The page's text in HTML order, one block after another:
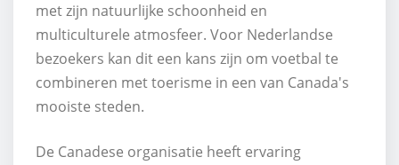
met zijn natuurlijke schoonheid en
multiculturele atmosfeer. Voor Nederlandse
bezoekers kan dit een kans zijn om voetbal te
combineren met toerisme in een van Canada's
mooiste steden.
De Canadese organisatie heeft ervaring